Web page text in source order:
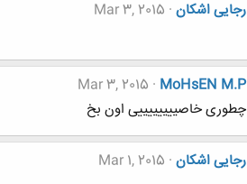
رجایی اشکان Mar 3, 2015
MoHsEN M.P
Mar 3, 2015
چطوری خاصییییییییی اون بخ
رجایی اشکان Mar 1, 2015